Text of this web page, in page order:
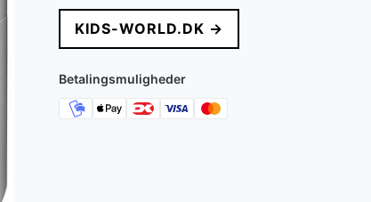
KIDS-WORLD.DK →
Betalingsmuligheder